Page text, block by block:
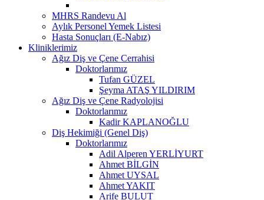
MHRS Randevu Al
Aylık Personel Yemek Listesi
Hasta Sonuçları (E-Nabız)
Kliniklerimiz
Ağız Diş ve Çene Cerrahisi
Doktorlarımız
Tufan GÜZEL
Şeyma ATAŞ YILDIRIM
Ağız Diş ve Çene Radyolojisi
Doktorlarımız
Kadir KAPLANOĞLU
Diş Hekimiği (Genel Diş)
Doktorlarımız
Adil Alperen YERLİYURT
Ahmet BİLGİN
Ahmet UYSAL
Ahmet YAKIT
Arife BULUT